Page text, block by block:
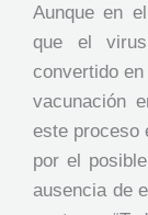
Aunque en
que el
convertido
vacunación
este proceso
por el
ausencia de